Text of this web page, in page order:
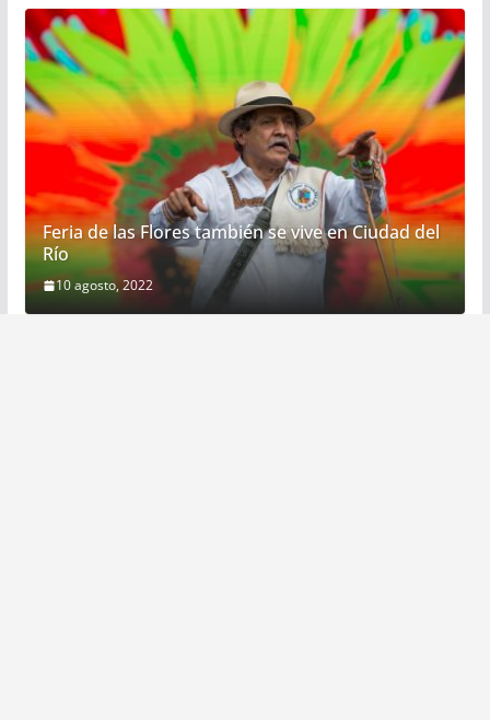
Feria de las Flores también se vive en Ciudad del
Río
10 agosto, 2022